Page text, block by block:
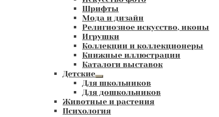
Шрифты
Мода и дизайн
Религиозное искусство, иконы
Игрушки
Коллекции и коллекционеры
Книжные иллюстрации
Каталоги выставок
Детские
Развернутое
вложенное
меню
Для школьников
Для дошкольников
Животные и растения
Психология